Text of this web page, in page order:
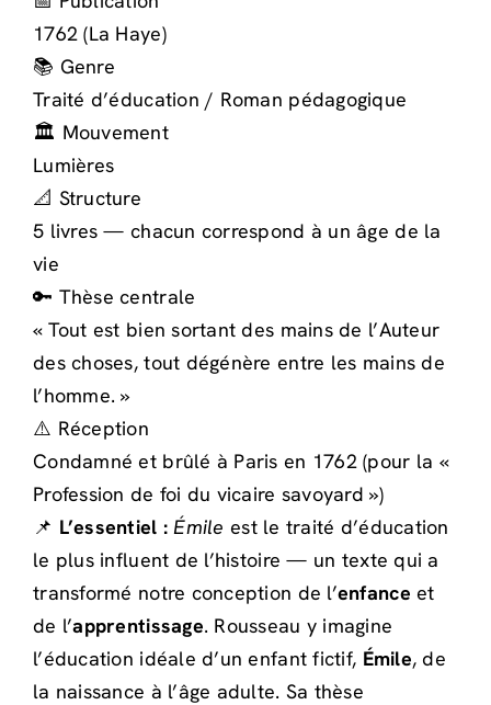
1762 (La Haye)
📚 Genre
Traité d’éducation / Roman pédagogique
🏛️ Mouvement
Lumières
📐 Structure
5 livres — chacun correspond à un âge de la
vie
🔑 Thèse centrale
« Tout est bien sortant des mains de l’Auteur
des choses, tout dégénère entre les mains de
l’homme. »
⚠️ Réception
Condamné et brûlé à Paris en 1762 (pour la «
Profession de foi du vicaire savoyard »)
📌 L’essentiel : Émile est le traité d’éducation
le plus influent de l’histoire — un texte qui a
transformé notre conception de l’enfance et
de l’apprentissage. Rousseau y imagine
l’éducation idéale d’un enfant fictif, Émile, de
la naissance à l’âge adulte. Sa thèse